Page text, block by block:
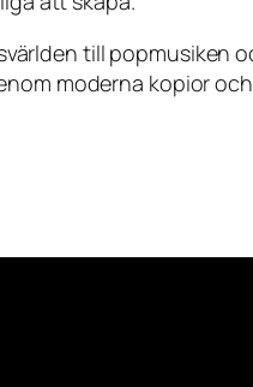
till popmusiken
moderna kopior